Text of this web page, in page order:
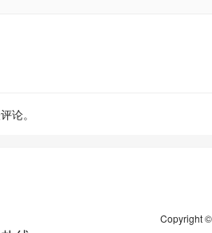
论。
Copyright